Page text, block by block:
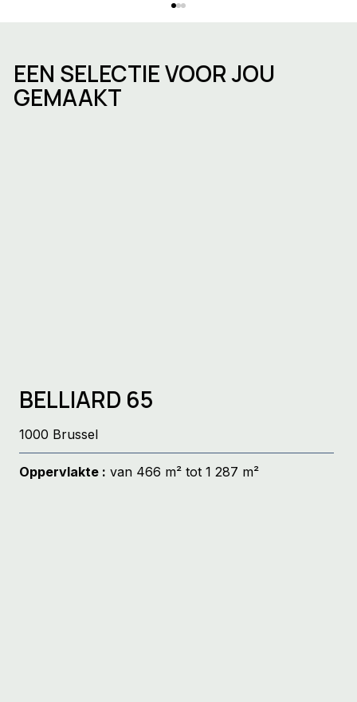
EEN SELECTIE VOOR JOU
GEMAAKT
BELLIARD 65
1000 Brussel
Oppervlakte : van 466 m² tot 1 287 m²